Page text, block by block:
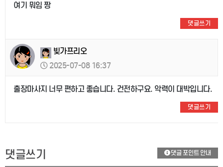
여기 뭐임 짱
댓글쓰기
빚가프리오
2025-07-08 16:37
출장마사지 너무 편하고 좋습니다. 건전하구요. 악력이 대박입니다.
댓글쓰기
댓글쓰기 댓글 포인트 안내